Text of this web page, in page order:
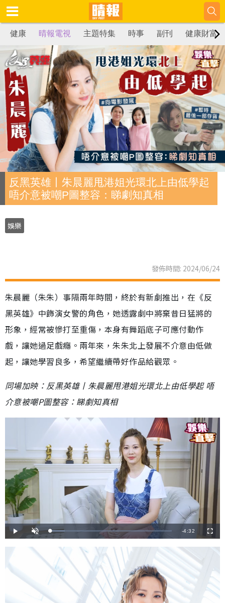
健康 晴報電視 主題特集 時事 副刊 健康財富
反黑英雄丨朱晨麗甩港姐光環北上由低學起
唔介意被嘲P圖整容：睇劇知真相
娛樂
發佈時間: 2024/06/24
朱晨麗（朱朱）事隔兩年時間，終於有新劇推出，在《反
黑英雄》中飾演女警的角色，她透露劇中將棄昔日猛將的
形象，經常被慘打至重傷，本身有舞蹈底子可應付動作
戲，讓她過足戲癮。兩年來，朱朱北上發展不介意由低做
起，讓她學習良多，希望繼續帶好作品給觀眾。
同場加映：反黑英雄丨朱晨麗甩港姐光環北上由低學起 唔
介意被嘲P圖整容：睇劇知真相
播
放
開
啟
載
入
畢
1
1
.
9
1
剩
餘
-4:32
全
螢